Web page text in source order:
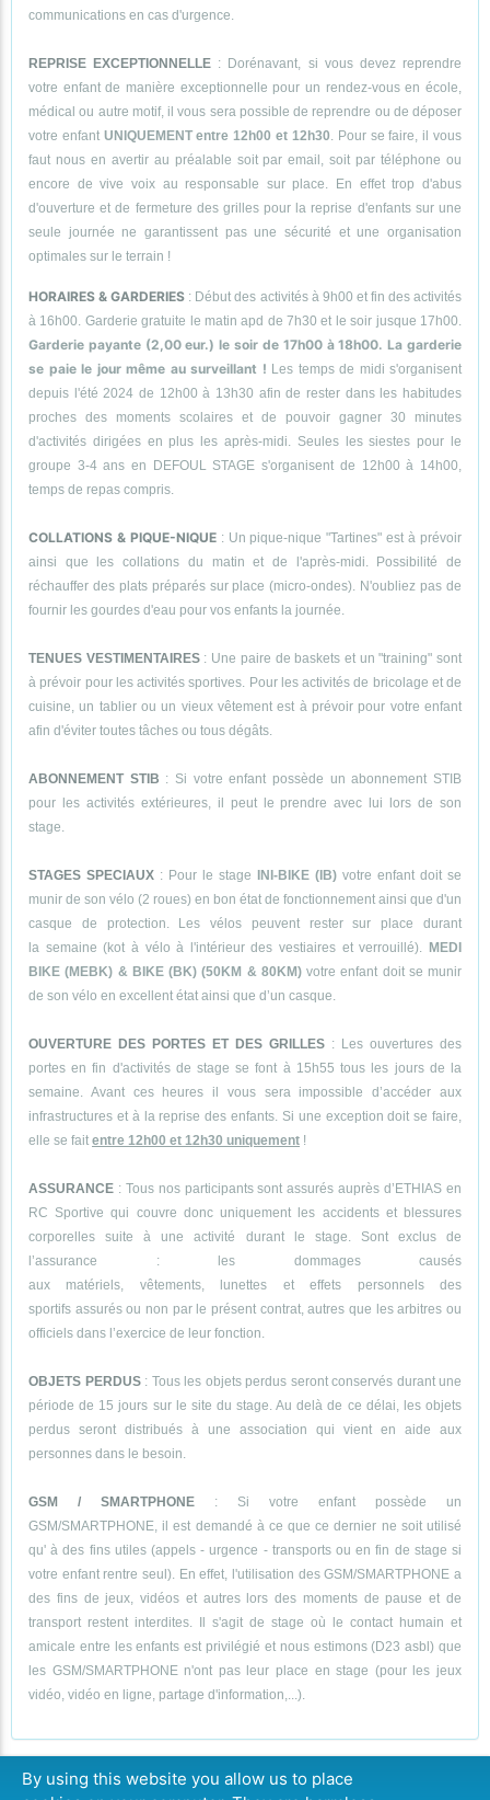
communications en cas d'urgence.
REPRISE EXCEPTIONNELLE : Dorénavant, si vous devez reprendre
votre enfant de manière exceptionnelle pour un rendez-vous en école,
médical ou autre motif, il vous sera possible de reprendre ou de déposer
votre enfant UNIQUEMENT entre 12h00 et 12h30. Pour se faire, il vous
faut nous en avertir au préalable soit par email, soit par téléphone ou
encore de vive voix au responsable sur place. En effet trop d'abus
d'ouverture et de fermeture des grilles pour la reprise d'enfants sur une
seule journée ne garantissent pas une sécurité et une organisation
optimales sur le terrain !
HORAIRES & GARDERIES : Début des activités à 9h00 et fin des activités
à 16h00. Garderie gratuite le matin apd de 7h30 et le soir jusque 17h00.
Garderie payante (2,00 eur.) le soir de 17h00 à 18h00. La garderie
se paie le jour même au surveillant ! Les temps de midi s'organisent
depuis l'été 2024 de 12h00 à 13h30 afin de rester dans les habitudes
proches des moments scolaires et de pouvoir gagner 30 minutes
d'activités dirigées en plus les après-midi. Seules les siestes pour le
groupe 3-4 ans en DEFOUL STAGE s'organisent de 12h00 à 14h00,
temps de repas compris.
COLLATIONS & PIQUE-NIQUE: Un pique-nique "Tartines" est à prévoir
ainsi que les collations du matin et de l'après-midi. Possibilité de
réchauffer des plats préparés sur place (micro-ondes). N'oubliez pas de
fournir les gourdes d'eau pour vos enfants la journée.
TENUES VESTIMENTAIRES: Une paire de baskets et un "training" sont
à prévoir pour les activités sportives. Pour les activités de bricolage et de
cuisine, un tablier ou un vieux vêtement est à prévoir pour votre enfant
afin d'éviter toutes tâches ou tous dégâts.
ABONNEMENT STIB : Si votre enfant possède un abonnement STIB
pour les activités extérieures, il peut le prendre avec lui lors de son
stage.
STAGES SPECIAUX : Pour le stage INI-BIKE (IB) votre enfant doit se
munir de son vélo (2 roues) en bon état de fonctionnement ainsi que d'un
casque de protection. Les vélos peuvent rester sur place durant
la semaine (kot à vélo à l'intérieur des vestiaires et verrouillé). MEDI
BIKE (MEBK) & BIKE (BK) (50KM & 80KM) votre enfant doit se munir
de son vélo en excellent état ainsi que d’un casque.
OUVERTURE DES PORTES ET DES GRILLES : Les ouvertures des
portes en fin d'activités de stage se font à 15h55 tous les jours de la
semaine. Avant ces heures il vous sera impossible d’accéder aux
infrastructures et à la reprise des enfants. Si une exception doit se faire,
elle se fait entre 12h00 et 12h30 uniquement !
ASSURANCE : Tous nos participants sont assurés auprès d’ETHIAS en
RC Sportive qui couvre donc uniquement les accidents et blessures
corporelles suite à une activité durant le stage. Sont exclus de
l’assurance : les dommages causés
aux matériels, vêtements, lunettes et effets personnels des
sportifs assurés ou non par le présent contrat, autres que les arbitres ou
officiels dans l’exercice de leur fonction.
OBJETS PERDUS: Tous les objets perdus seront conservés durant une
période de 15 jours sur le site du stage. Au delà de ce délai, les objets
perdus seront distribués à une association qui vient en aide aux
personnes dans le besoin.
GSM / SMARTPHONE : Si votre enfant possède un
GSM/SMARTPHONE, il est demandé à ce que ce dernier ne soit utilisé
qu' à des fins utiles (appels - urgence - transports ou en fin de stage si
votre enfant rentre seul). En effet, l'utilisation des GSM/SMARTPHONE a
des fins de jeux, vidéos et autres lors des moments de pause et de
transport restent interdites. Il s'agit de stage où le contact humain et
amicale entre les enfants est privilégié et nous estimons (D23 asbl) que
les GSM/SMARTPHONE n'ont pas leur place en stage (pour les jeux
vidéo, vidéo en ligne, partage d'information,...).
By using this website you allow us to place